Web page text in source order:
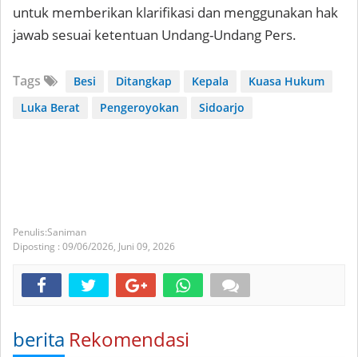
untuk memberikan klarifikasi dan menggunakan hak
jawab sesuai ketentuan Undang-Undang Pers.
Tags Besi Ditangkap Kepala
Kuasa Hukum
Luka Berat
Pengeroyokan Sidoarjo
Saniman
Diposting : 09/06/2026, Juni 09, 2026
berita Rekomendasi